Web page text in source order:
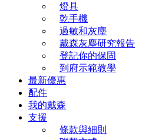
燈具
乾手機
過敏和灰塵
戴森灰塵研究報告
登記你的保固
到府示範教學
最新優惠
配件
我的戴森
支援
條款與細則